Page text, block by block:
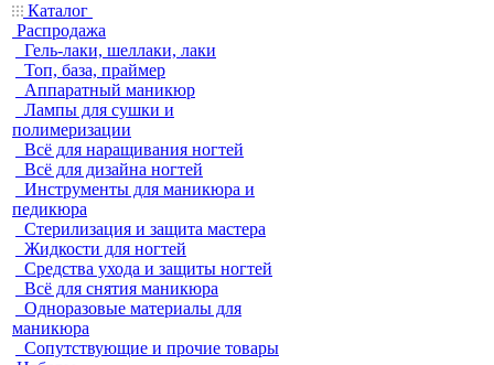
Каталог
Распродажа
Гель-лаки, шеллаки, лаки
Топ, база, праймер
Аппаратный маникюр
Лампы для сушки и
полимеризации
Всё для наращивания ногтей
Всё для дизайна ногтей
Инструменты для маникюра и
педикюра
Стерилизация и защита мастера
Жидкости для ногтей
Средства ухода и защиты ногтей
Всё для снятия маникюра
Одноразовые материалы для
маникюра
Сопутствующие и прочие товары